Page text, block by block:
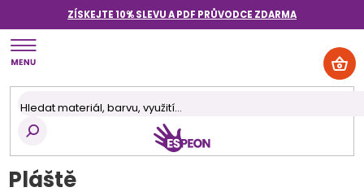
obsah
ZÍSKEJTE 10% SLEVU A PDF PRŮVODCE ZDARMA
Pláště